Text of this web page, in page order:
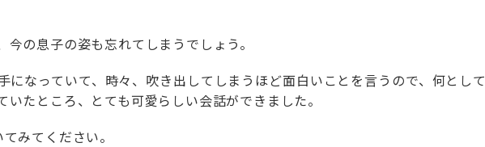
今の息子の姿も忘れてしまうでしょう。
になっていて、時々、吹き出してしまうほど面白いことを言うので、何として
いたところ、とても可愛らしい会話ができました。
みてください。